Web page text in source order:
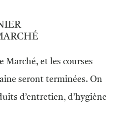
Marché, et les courses
seront terminées. On
d’entretien, d’hygiène